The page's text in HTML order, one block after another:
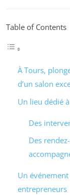
Table of Contents
À Tours,
d’un salon
Un lieu dédié
Des
Des
Un
entrepreneurs